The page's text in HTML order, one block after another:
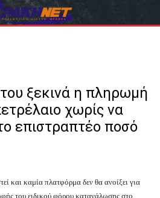
ξεκινά η πληρωμή
χωρίς να
επιστραπτέο ποσό
και καμία πλατφόρμα δεν θα ανοίξει για
του ειδικού φόρου κατανάλωσης στο